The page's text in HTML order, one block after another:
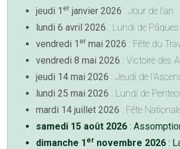
jeudi 1 er janvier 2026 : Jour de l'an
lundi 6 avril 2026 : Lundi de Pâques
vendredi 1 er mai 2026 : Fête du
vendredi 8 mai 2026 : Victoire des
jeudi 14 mai 2026 : Jeudi de
lundi 25 mai 2026 : Lundi de
mardi 14 juillet 2026 : Fête
samedi 15 août 2026 :
dimanche 1 er novembre 2026 :